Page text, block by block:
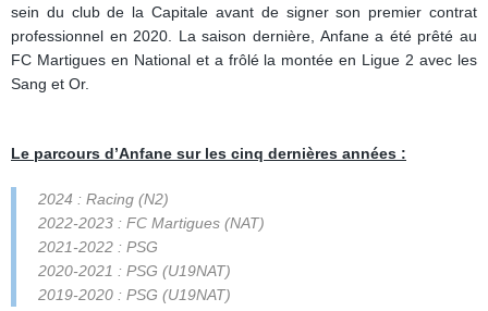
sein du club de la Capitale avant de signer son premier contrat
professionnel en 2020. La saison dernière, Anfane a été prêté au
FC Martigues en National et a frôlé la montée en Ligue 2 avec les
Sang et Or.
Le parcours d’Anfane sur les cinq dernières années :
2024 : Racing (N2)
2022-2023 : FC Martigues (NAT)
2021-2022 : PSG
2020-2021 : PSG (U19NAT)
2019-2020 : PSG (U19NAT)